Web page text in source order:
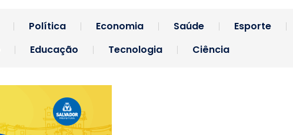
Política Economia Saúde
Esporte
Educação Tecnologia Ciência